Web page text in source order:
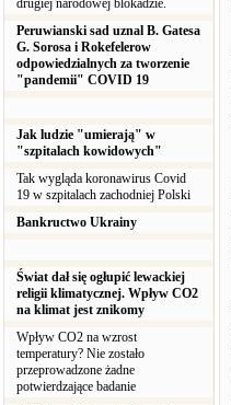
drugiej narodowej blokadzie.
Peruwianski sad uznal B. Gatesa
G. Sorosa i Rokefelerow
odpowiedzialnych za tworzenie
"pandemii" COVID 19
Jak ludzie "umierają" w
"szpitalach kowidowych"
Tak wygląda koronawirus Covid
19 w szpitalach zachodniej Polski
Bankructwo Ukrainy
Świat dał się ogłupić lewackiej
religii klimatycznej. Wpływ CO2
na klimat jest znikomy
Wpływ CO2 na wzrost
temperatury? Nie zostało
przeprowadzone żadne
potwierdzające badanie